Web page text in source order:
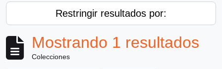
Restringir resultados por:
Mostrando 1 resultados
Colecciones